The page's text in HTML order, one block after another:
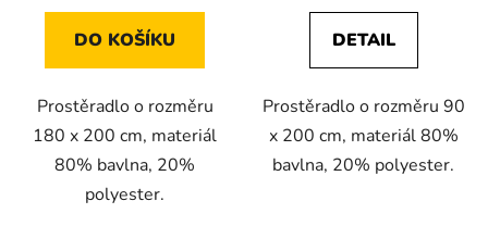
DO KOŠÍKU
Prostěradlo o rozměru
180 x 200 cm, materiál
80% bavlna, 20%
polyester.
DETAIL
Prostěradlo o rozměru 90
x 200 cm, materiál 80%
bavlna, 20% polyester.